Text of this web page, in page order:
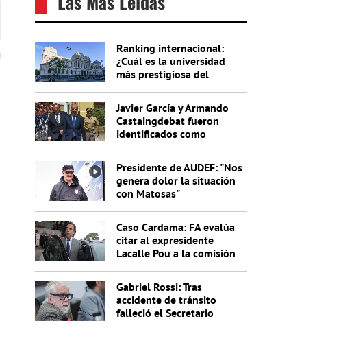
Ranking internacional:
¿Cuál es la universidad
más prestigiosa del
Javier García y Armando
Castaingdebat fueron
identificados como
Presidente de AUDEF: "Nos
genera dolor la situación
con Matosas"
Caso Cardama: FA evalúa
citar al expresidente
Lacalle Pou a la comisión
Gabriel Rossi: Tras
accidente de tránsito
falleció el Secretario